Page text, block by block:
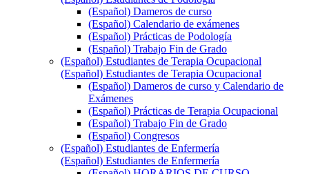
(Español) Dameros de curso
(Español) Calendario de exámenes
(Español) Prácticas de Podología
(Español) Trabajo Fin de Grado
(Español) Estudiantes de Terapia Ocupacional
(Español) Estudiantes de Terapia Ocupacional
(Español) Dameros de curso y Calendario de
Exámenes
(Español) Prácticas de Terapia Ocupacional
(Español) Trabajo Fin de Grado
(Español) Congresos
(Español) Estudiantes de Enfermería
(Español) Estudiantes de Enfermería